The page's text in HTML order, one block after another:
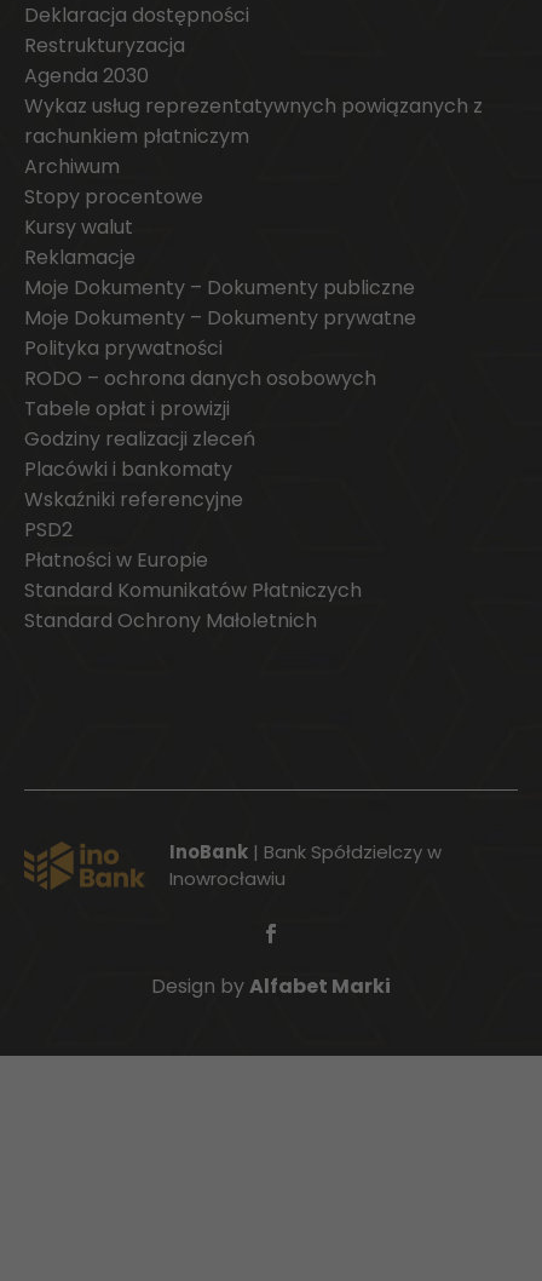
Deklaracja dostępności
Restrukturyzacja
Agenda 2030
Wykaz usług reprezentatywnych powiązanych z
rachunkiem płatniczym
Archiwum
Stopy procentowe
Kursy walut
Reklamacje
Moje Dokumenty – Dokumenty publiczne
Moje Dokumenty – Dokumenty prywatne
Polityka prywatności
RODO – ochrona danych osobowych
Tabele opłat i prowizji
Godziny realizacji zleceń
Placówki i bankomaty
Wskaźniki referencyjne
PSD2
Płatności w Europie
Standard Komunikatów Płatniczych
Standard Ochrony Małoletnich
InoBank | Bank Spółdzielczy w
Inowrocławiu
Design byAlfabet Marki